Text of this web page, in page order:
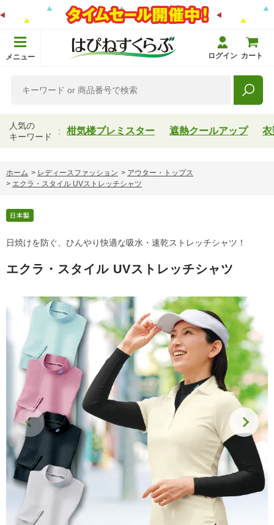
メニュー ログイン カート
人気の
キーワード
柑気楼プレミスター 遮熱クールアップ 衣
ホーム > レディースファッション > アウター・トップス
> エクラ・スタイル UVストレッチシャツ
日焼けを防ぐ、ひんやり快適な吸水・速乾ストレッチシャツ！
エクラ・スタイル UVストレッチシャツ